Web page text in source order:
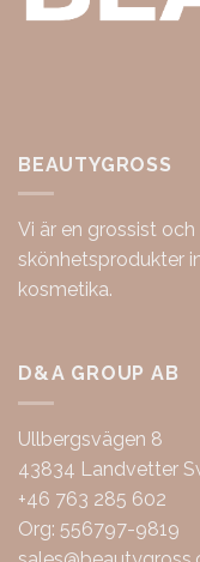
BEAUTYGROSS
Vi är en grossist
skönhetsprodukter
kosmetika.
D&A GROUP AB
Ullbergsvägen 8
43834 Landvetter
+46 763 285 602
Org: 556797-9819